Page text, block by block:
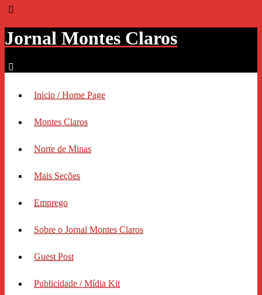
Jornal Montes Claros
Inicio / Home Page
Montes Claros
Norte de Minas
Mais Seções
Emprego
Sobre o Jornal Montes Claros
Guest Post
Publicidade / Mídia Kit